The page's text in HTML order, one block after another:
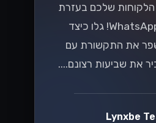
הלקוחות שלכם בעזרת
WhatsApp Business API! גלו כיצד
את התקשורת עם
את שביעות רצונם....
Lynxbe